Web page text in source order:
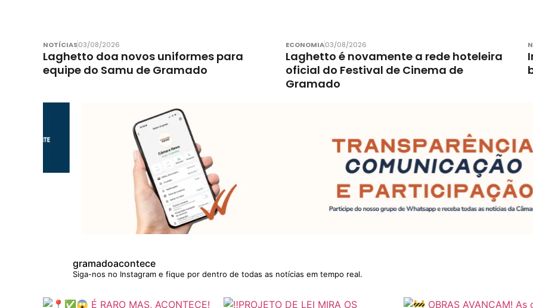
NOTÍCIAS03/08/2026
Laghetto doa novos uniformes para
equipe do Samu de Gramado
ECONOMIA03/08/2026
Laghetto é novamente a rede hoteleira
oficial do Festival de Cinema de
Gramado
gramadoacontece
Siga-nos no Instagram e fique por dentro de todas as notícias em tempo real.